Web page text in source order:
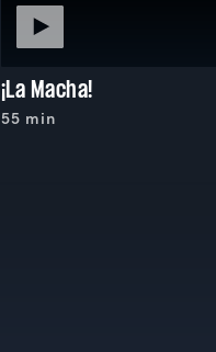
¡La Macha!
55 min